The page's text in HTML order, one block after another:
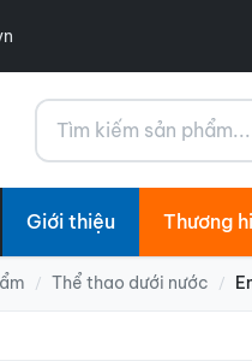
Tìm kiếm
Giới thiệu Thương
/ Thể thao dưới nước /